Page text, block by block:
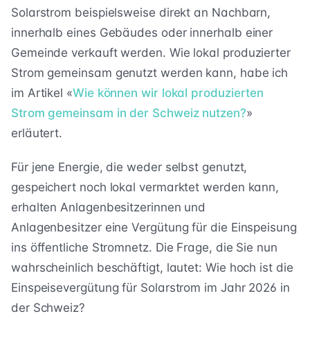
Solarstrom beispielsweise direkt an Nachbarn,
innerhalb eines Gebäudes oder innerhalb einer
Gemeinde verkauft werden. Wie lokal produzierter
Strom gemeinsam genutzt werden kann, habe ich
im Artikel «Wie können wir lokal produzierten
Strom gemeinsam in der Schweiz nutzen?»
erläutert.
Für jene Energie, die weder selbst genutzt,
gespeichert noch lokal vermarktet werden kann,
erhalten Anlagenbesitzerinnen und
Anlagenbesitzer eine Vergütung für die Einspeisung
ins öffentliche Stromnetz. Die Frage, die Sie nun
wahrscheinlich beschäftigt, lautet: Wie hoch ist die
Einspeisevergütung für Solarstrom im Jahr 2026 in
der Schweiz?